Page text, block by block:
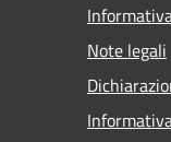
Note legali